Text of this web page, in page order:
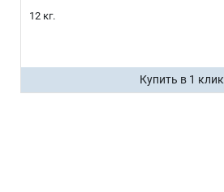
12 кг.
Купить в 1 клик